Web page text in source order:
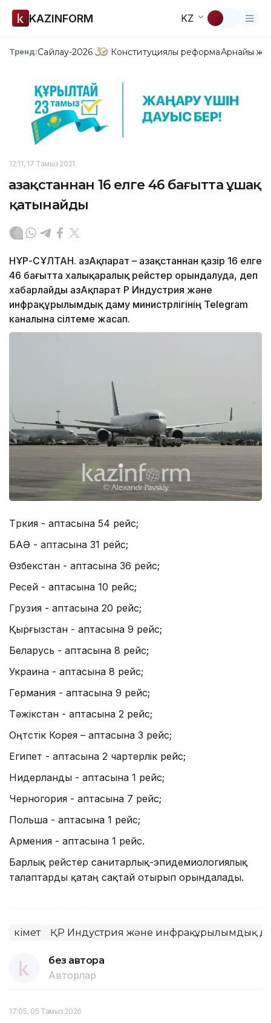
KAZINFORM KZ
Тренд:Сайлау-2026 Конституциялық реформаАрнайы
12:11, 17 Тамыз 2021
Қазақстаннан 16 елге 46 бағытта ұшақ
қатынайды
НҰР-СҰЛТАН. ҚазАқпарат – Қазақстаннан қазір 16 елге
46 бағытта халықаралық рейстер орындалуда, деп
хабарлайды ҚазАқпарат ҚР Индустрия және
инфрақұрылымдық даму министрлігінің Telegram
каналына сілтеме жасап.
Түркия - аптасына 54 рейс;
БАӘ - аптасына 31 рейс;
Өзбекстан - аптасына 36 рейс;
Ресей - аптасына 10 рейс;
Грузия - аптасына 20 рейс;
Қырғызстан - аптасына 9 рейс;
Беларусь - аптасына 8 рейс;
Украина - аптасына 8 рейс;
Германия - аптасына 9 рейс;
Тәжікстан - аптасына 2 рейс;
Оңтүстік Корея – аптасына 3 рейс;
Египет - аптасына 2 чартерлік рейс;
Нидерланды - аптасына 1 рейс;
Черногория - аптасына 7 рейс;
Польша - аптасына 1 рейс;
Армения - аптасына 1 рейс.
Барлық рейстер санитарлық-эпидемиологиялық
талаптарды қатаң сақтай отырып орындалады.
Үкімет ҚР Индустрия және инфрақұрылымдық
без автора
Авторлар
17:05, 05 Тамыз 2026